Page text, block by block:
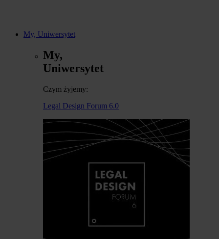
My, Uniwersytet
My,
Uniwersytet
Czym żyjemy:
Legal Design Forum 6.0